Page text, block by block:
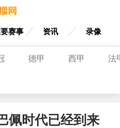
赛事 资讯 录像
德甲 西甲 法
佩时代已经到来